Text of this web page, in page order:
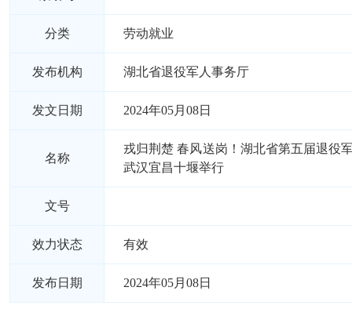
分类 劳动就业
发布机构 湖北省退役军人事务厅
发文日期 2024年05月08日
名称
戎归荆楚 春风送岗！湖北省第五届退役
武汉宜昌十堰举行
文号
效力状态 有效
发布日期 2024年05月08日